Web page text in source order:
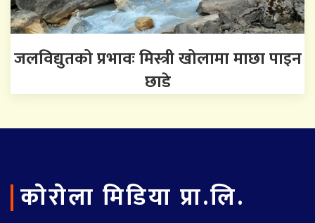
जलविद्युतको प्रभावः मिस्त्री खोलामा माछा पाइन
छाडे
काेराेला मिडिया प्रा.लि.